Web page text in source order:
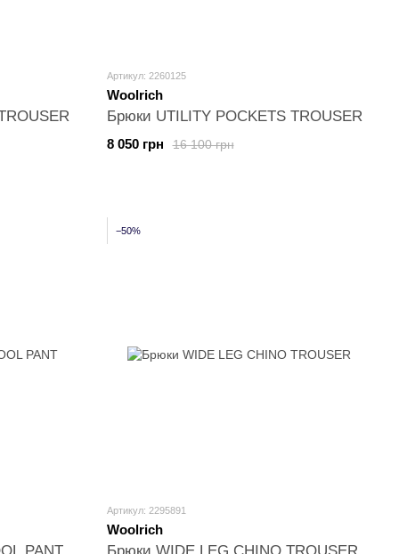
Артикул: 2260125
Woolrich
Брюки UTILITY POCKETS TROUSER
16 100 грн
8 050 грн
−50%
Артикул: 2295891
Woolrich